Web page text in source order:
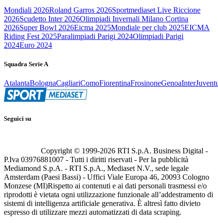
Mondiali 2026Roland Garros 2026Sportmediaset Live Riccione
2026Scudetto Inter 2026Olimpiadi Invernali Milano Cortina
2026Super Bowl 2026Eicma 2025Mondiale per club 2025EICMA
Riding Fest 2025Paralimpiadi Parigi 2024Olimpiadi Parigi
2024Euro 2024
Squadra Serie A
AtalantaBolognaCagliariComoFiorentinaFrosinoneGenoaInter
Seguici su
Copyright © 1999-2026 RTI S.p.A. Business Digital -
P.Iva 03976881007 - Tutti i diritti riservati - Per la pubblicità
Mediamond S.p.A. - RTI S.p.A., Mediaset N.V., sede legale
Amsterdam (Paesi Bassi) - Uffici Viale Europa 46, 20093 Cologno
Monzese (MI)Rispetto ai contenuti e ai dati personali trasmessi e/o
riprodotti è vietata ogni utilizzazione funzionale all’addestramento di
sistemi di intelligenza artificiale generativa. È altresì fatto divieto
espresso di utilizzare mezzi automatizzati di data scraping.